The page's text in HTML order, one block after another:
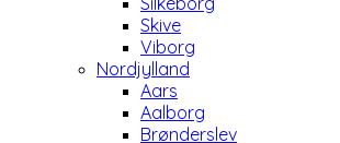
Skive
Viborg
Nordjylland
Aars
Aalborg
Brønderslev